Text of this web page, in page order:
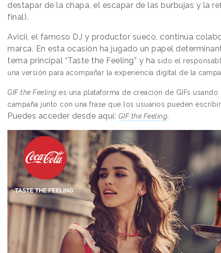
destapar de la chapa, el escapar de las burbujas y la
final).
Avicii, el famoso DJ y productor sueco, continúa
marca. En esta ocasión ha jugado un papel
tema principal “Taste the Feeling” y ha sido el
una versión para acompañar la experiencia digital de la
GIFthe Feeling es una plataforma de creación de GIFs usando
campaña junto con una frase que los usuarios pueden
Puedes acceder desde aquí: GIFthe Feeling.